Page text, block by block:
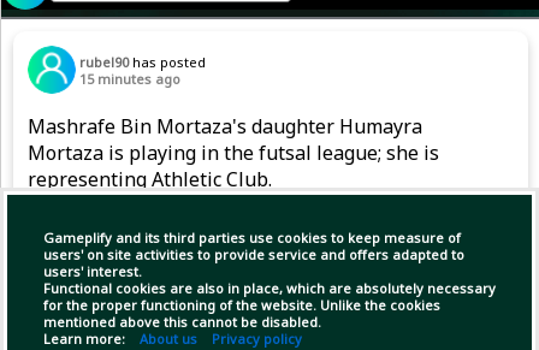
Gameplify and its third parties use cookies to keep measure of
users' on site activities to provide service and offers adapted to
users' interest.
Functional cookies are also in place, which are absolutely necessary
for the proper functioning of the website. Unlike the cookies
mentioned above this cannot be disabled.
Learn more: About us Privacy policy
rubel90 has posted
15 minutes ago
Mashrafe Bin Mortaza's daughter Humayra
Mortaza is playing in the futsal league; she is
representing Athletic Club.